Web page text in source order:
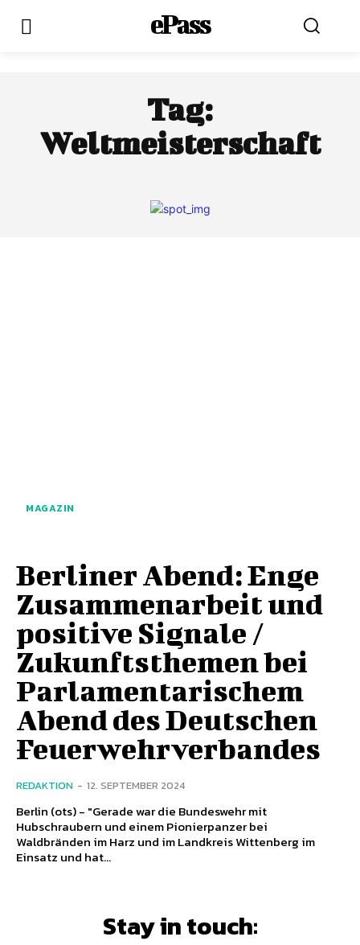
ePass
Tag:
Weltmeisterschaft
MAGAZIN
Berliner Abend: Enge
Zusammenarbeit und
positive Signale /
Zukunftsthemen bei
Parlamentarischem
Abend des Deutschen
Feuerwehrverbandes
REDAKTION - 12. SEPTEMBER 2024
Berlin (ots) - "Gerade war die Bundeswehr mit
Hubschraubern und einem Pionierpanzer bei
Waldbränden im Harz und im Landkreis Wittenberg im
Einsatz und hat...
Stay in touch: